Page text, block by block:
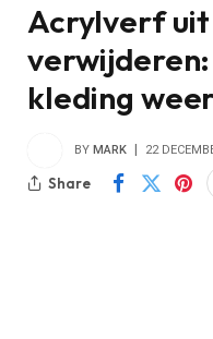
Acrylverf
verwijderen:
kleding
BY MARK 22
Share